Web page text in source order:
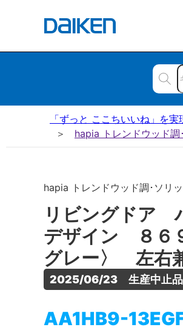
「ずっと ここちいいね」を
hapia トレンドウッド
hapia トレンドウッド調･ソリ
リビングドア
デザイン ８６
グレー〉 左右
2025/06/23　生産中止品
AA1HB9-